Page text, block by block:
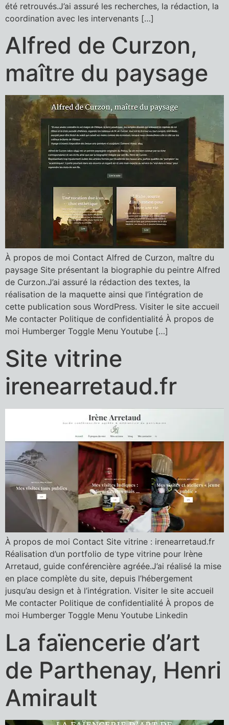
été retrouvés.J’ai assuré les recherches, la rédaction, la
coordination avec les intervenants […]
Alfred de Curzon,
maître du paysage
À propos de moi Contact Alfred de Curzon, maître du
paysage Site présentant la biographie du peintre Alfred
de Curzon.J’ai assuré la rédaction des textes, la
réalisation de la maquette ainsi que l’intégration de
cette publication sous WordPress. Visiter le site accueil
Me contacter Politique de confidentialité À propos de
moi Humberger Toggle Menu Youtube […]
Site vitrine
irenearretaud.fr
À propos de moi Contact Site vitrine : irenearretaud.fr
Réalisation d’un portfolio de type vitrine pour Irène
Arretaud, guide conférencière agréée.J’ai réalisé la mise
en place complète du site, depuis l’hébergement
jusqu’au design et à l’intégration. Visiter le site accueil
Me contacter Politique de confidentialité À propos de
moi Humberger Toggle Menu Youtube Linkedin
La faïencerie d’art
de Parthenay, Henri
Amirault